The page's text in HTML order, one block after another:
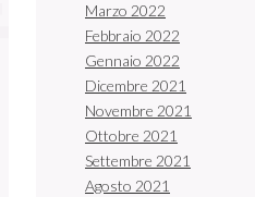
Marzo 2022
Febbraio 2022
Gennaio 2022
Dicembre 2021
Novembre 2021
Ottobre 2021
Settembre 2021
Agosto 2021